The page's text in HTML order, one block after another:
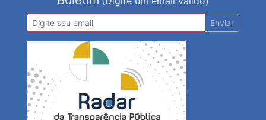
Enviar